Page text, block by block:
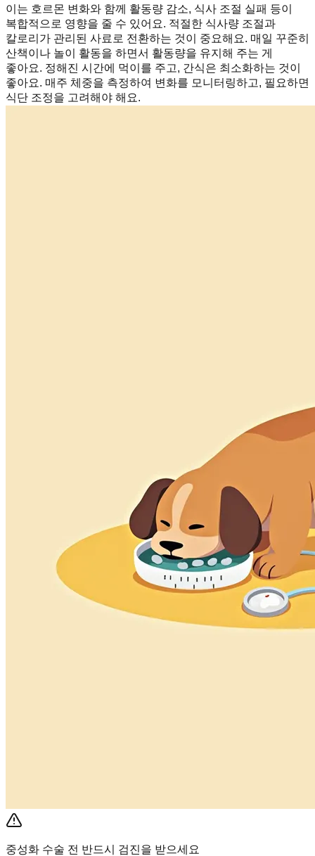
이는 호르몬 변화와 함께 활동량 감소, 식사 조절 실패 등이
복합적으로 영향을 줄 수 있어요. 적절한 식사량 조절과
칼로리가 관리된 사료로 전환하는 것이 중요해요. 매일 꾸준히
산책이나 놀이 활동을 하면서 활동량을 유지해 주는 게
좋아요. 정해진 시간에 먹이를 주고, 간식은 최소화하는 것이
좋아요. 매주 체중을 측정하여 변화를 모니터링하고, 필요하면
식단 조정을 고려해야 해요.
중성화 수술 전 반드시 검진을 받으세요